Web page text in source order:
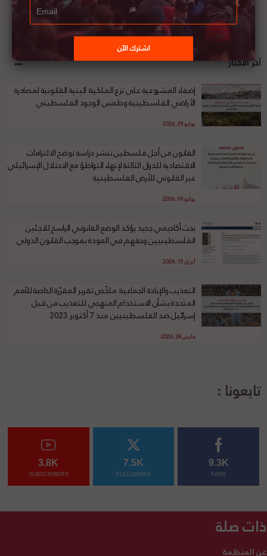
آخر الأخبار
إضفاء المشروعية على نزع الملكية: البنية القانونية لمصادرة
الأراضي الفلسطينية وطمس الوجود الفلسطيني
يوليو 29, 2026
القانون من أجل فلسطين تنشر دراسة توضح الالتزامات
الاقتصادية للدول الثالثة لإنهاء التواطؤ مع الاحتلال الإسرائيلي
غير القانوني للأرض الفلسطينية
يوليو 18, 2026
بحث أكاديمي جديد يؤكد الوضع القانوني الراسخ للاجئين
الفلسطينيين وحقهم في العودة بموجب القانون الدولي
أبريل 15, 2026
التعذيب والإبادة الجماعية: ملخّص تقرير المقرّرة الخاصة للأمم
المتحدة بشأن الاستخدام المنهجي للتعذيب من قبل
إسرائيل ضد الفلسطينيين منذ 7 أكتوبر 2023
مارس 24, 2026
تابعونا :
9.3K
FANS
7.5K
FOLLOWERS
3.8K
SUBSCRIBERS
ذات صلة
عن المنظمة